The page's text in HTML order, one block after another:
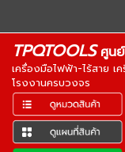
TPQTOOLSศูนย์
เครื่องมือไฟฟ้า-ไร้สาย
โรงงานครบวงจร